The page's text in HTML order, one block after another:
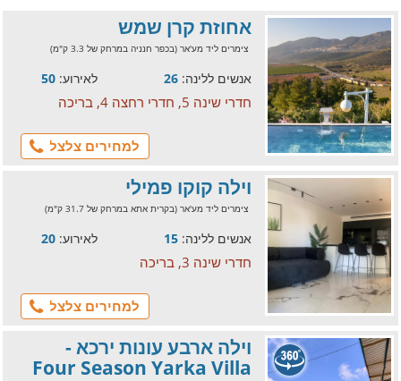
אחוזת קרן שמש
צימרים ליד מע'אר (בכפר חנניה במרחק של 3.3 ק"מ)
אנשים ללינה: 26 לאירוע: 50
חדרי שינה 5, חדרי רחצה 4, בריכה
למחירים צלצל
וילה קוקו פמילי
צימרים ליד מע'אר (בקרית אתא במרחק של 31.7 ק"מ)
אנשים ללינה: 15 לאירוע: 20
חדרי שינה 3, בריכה
למחירים צלצל
וילה ארבע עונות ירכא -
Four Season Yarka Villa